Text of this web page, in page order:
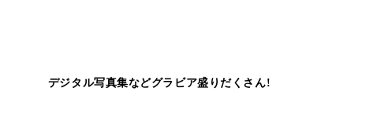
デジタル写真集などグラビア盛りだくさん!